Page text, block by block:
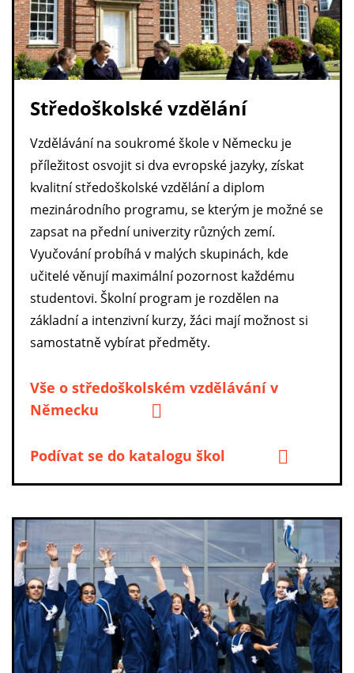
Středoškolské vzdělání
Vzdělávání na soukromé škole v Německu je
příležitost osvojit si dva evropské jazyky, získat
kvalitní středoškolské vzdělání a diplom
mezinárodního programu, se kterým je možné se
zapsat na přední univerzity různých zemí.
Vyučování probíhá v malých skupinách, kde
učitelé věnují maximální pozornost každému
studentovi. Školní program je rozdělen na
základní a intenzivní kurzy, žáci mají možnost si
samostatně vybírat předměty.
Vše o středoškolském vzdělávání v
Německu
Podívat se do katalogu škol